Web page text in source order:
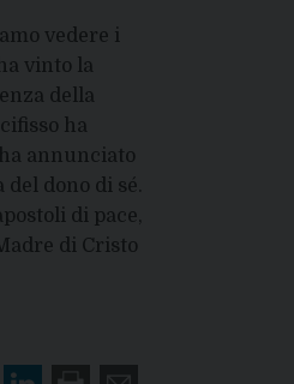
vedere i
vinto la
della
ha
annunciato
dono di sé.
di pace,
di Cristo